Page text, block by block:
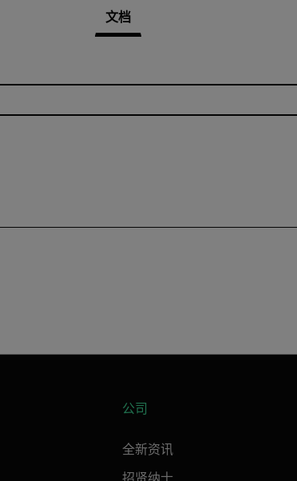
文档
公司
全新资讯
招贤纳士